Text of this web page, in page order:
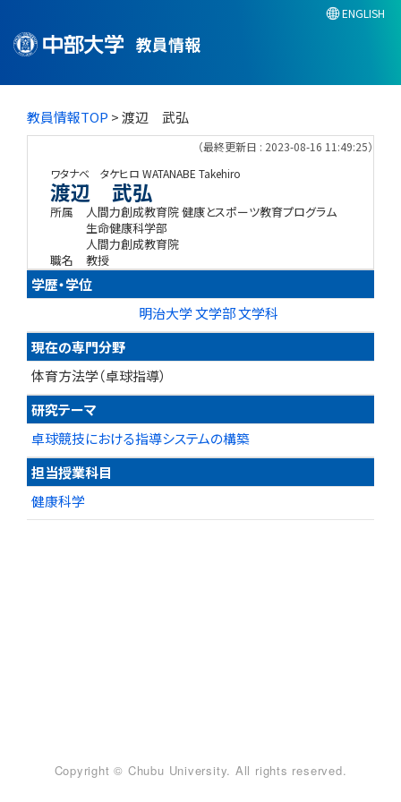
教員情報
ENGLISH
教員情報TOP > 渡辺 武弘
（最終更新日 : 2023-08-16 11:49:25）
ワタナベ タケヒロ WATANABE Takehiro
渡辺 武弘
所属
人間力創成教育院 健康とスポーツ教育プログラム
生命健康科学部
人間力創成教育院
職名
教授
学歴・学位
明治大学 文学部 文学科
現在の専門分野
体育方法学（卓球指導）
研究テーマ
卓球競技における指導システムの構築
担当授業科目
健康科学
Copyright © Chubu University. All rights reserved.